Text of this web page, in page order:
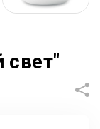
свет"